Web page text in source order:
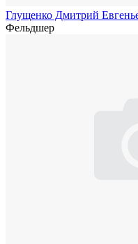
Глущенко Дмитрий
Фельдшер